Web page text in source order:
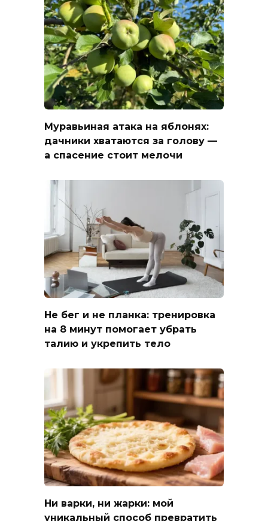
Муравьиная атака на яблонях:
дачники хватаются за голову —
а спасение стоит мелочи
Не бег и не планка: тренировка
на 8 минут помогает убрать
талию и укрепить тело
Ни варки, ни жарки: мой
уникальный способ превратить